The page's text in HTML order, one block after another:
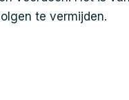
te vermijden.